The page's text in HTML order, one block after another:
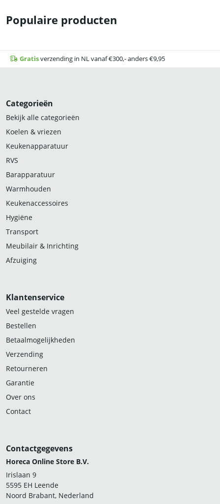
Populaire producten
Gratisverzending in NL vanaf €300,- anders €9,95
Categorieën
Bekijk alle categorieën
Koelen & vriezen
Keukenapparatuur
RVS
Barapparatuur
Warmhouden
Keukenaccessoires
Hygiëne
Transport
Meubilair & Inrichting
Afzuiging
Klantenservice
Veel gestelde vragen
Bestellen
Betaalmogelijkheden
Verzending
Retourneren
Garantie
Over ons
Contact
Contactgegevens
Horeca Online Store B.V.
Irislaan 9
5595 EH Leende
Noord Brabant, Nederland